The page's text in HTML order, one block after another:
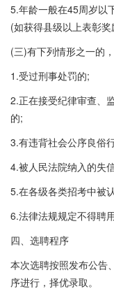
5.年龄一般在45周岁以
(如获得县级以上表彰奖
(三)有下列情形之一的
1.受过刑事处罚的;
2.正在接受纪律审查、
的;
3.有违背社会公序良俗
4.被人民法院纳入的失
5.在各级各类招考中被
6.法律法规规定不得聘
四、选聘程序
本次选聘按照发布公告
序进行，择优录取。